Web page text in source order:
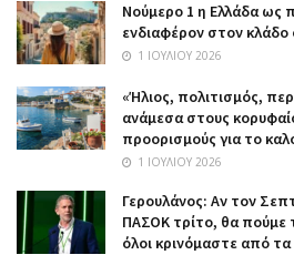
Nούμερο 1 η Ελλάδα ως
ενδιαφέρον στον κλάδο
1 ΙΟΥΛΊΟΥ 2026
«Ήλιος, πολιτισμός,
ανάμεσα στους
προορισμούς για το
1 ΙΟΥΛΊΟΥ 2026
Γερουλάνος: Αν τον
ΠΑΣΟΚ τρίτο, θα πούμε
όλοι κρινόμαστε από